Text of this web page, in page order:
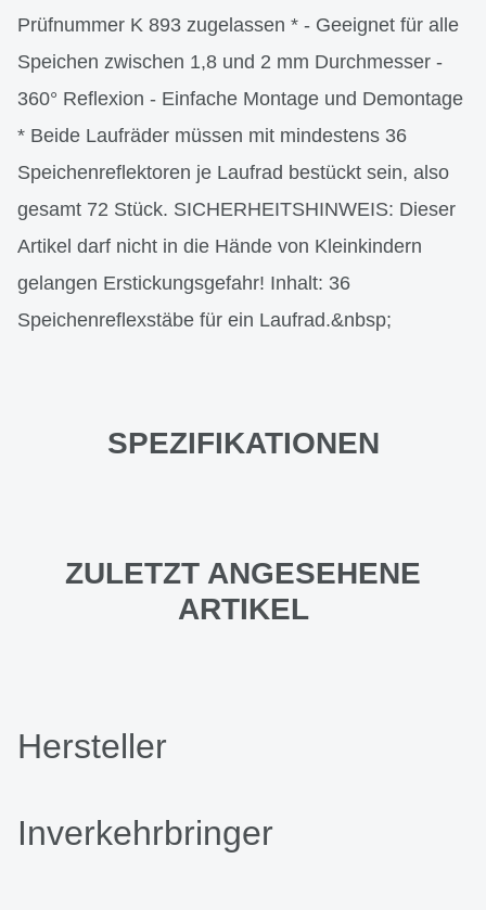
Prüfnummer K 893 zugelassen * - Geeignet für alle
Speichen zwischen 1,8 und 2 mm Durchmesser -
360° Reflexion - Einfache Montage und Demontage
* Beide Laufräder müssen mit mindestens 36
Speichenreflektoren je Laufrad bestückt sein, also
gesamt 72 Stück. SICHERHEITSHINWEIS: Dieser
Artikel darf nicht in die Hände von Kleinkindern
gelangen Erstickungsgefahr! Inhalt: 36
Speichenreflexstäbe für ein Laufrad.&nbsp;
SPEZIFIKATIONEN
ZULETZT ANGESEHENE
ARTIKEL
Hersteller
Inverkehrbringer